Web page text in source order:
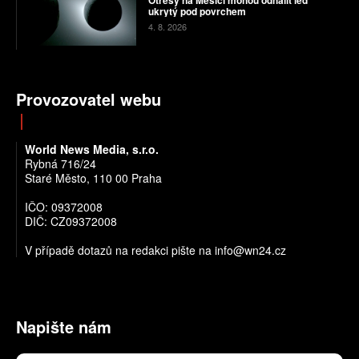
ukrytý pod povrchem
4. 8. 2026
Provozovatel webu
World News Media, s.r.o.
Rybná 716/24
Staré Město, 110 00 Praha
IČO: 09372008
DIČ: CZ09372008
V případě dotazů na redakci pište na info@wn24.cz
Napište nám